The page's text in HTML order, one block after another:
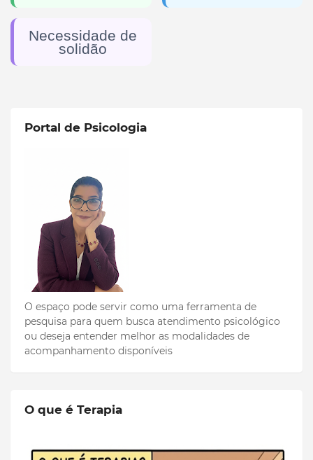
Necessidade de
solidão
Portal de Psicologia
O espaço pode servir como uma ferramenta de
pesquisa para quem busca atendimento psicológico
ou deseja entender melhor as modalidades de
acompanhamento disponíveis
O que é Terapia